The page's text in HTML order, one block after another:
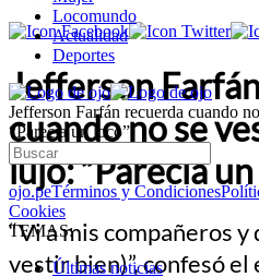
Locomundo
Actualidad
Deportes
Jefferson Farfán recuerda cuando
“Parecía un loco”
ojo.peTérminos y Condiciones
Cookies
TEMAS:
Últimas noticias
Jefferson
cuando no se
lujo: “Parecía
“Vi a mis compañeros
vestir bien)”, confesó